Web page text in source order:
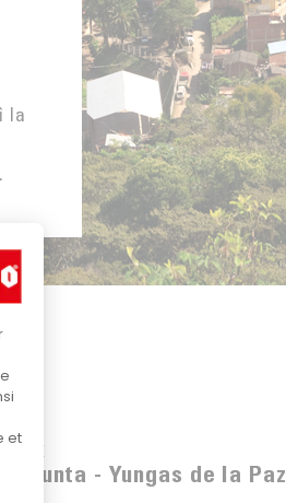
la
Asunta - Yungas de la Paz